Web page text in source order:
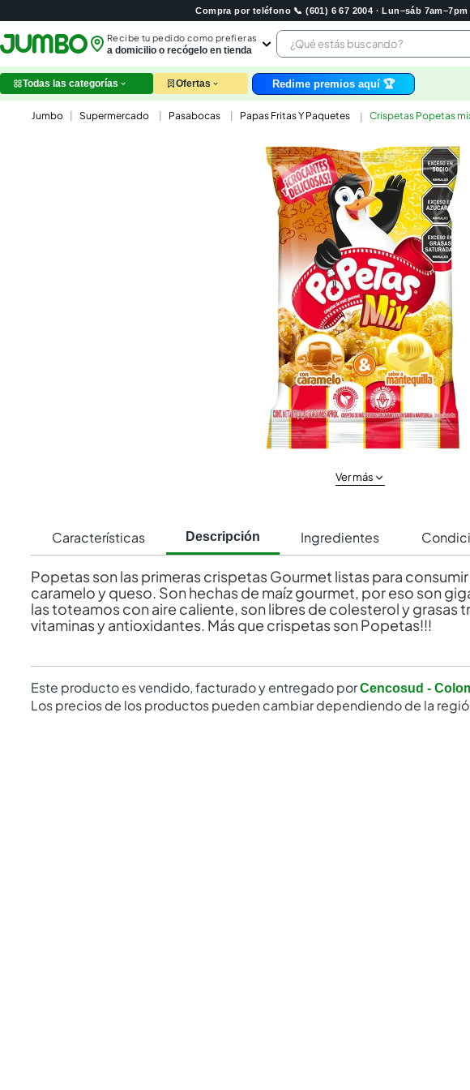
Compra por teléfono 📞 (601) 6 67 2004 · Lun–sáb
Recibe tu pedido como prefieras
a domicilio o recógelo en tienda
¿Qué estás buscando?
leche
huevos
papel higienico
nutribela
galletas
aceite
queso
pollo
carne
Todas las categorías Ofertas Redime premios aquí 🏆
Supermercado Pasabocas Papas Fritas Y Paquetes Crispetas Popetas
Ver más
Características Descripción Ingredientes
Popetas son las primeras crispetas Gourmet listas para
caramelo y queso. Son hechas de maíz gourmet, por eso son
las toteamos con aire caliente, son libres de colesterol y grasas
vitaminas y antioxidantes. Más que crispetas son Popetas!!!
Este producto es vendido, facturado y entregado porCencosud -
Los precios de los productos pueden cambiar dependiendo de la